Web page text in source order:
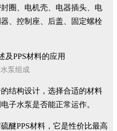
圈、电机壳、电器插头、电
、控制座、后盖、固定螺栓
泵组成
结构设计，选择合适的材料
子水泵是否能正常运作。
醚PPS材料，它是性价比最高